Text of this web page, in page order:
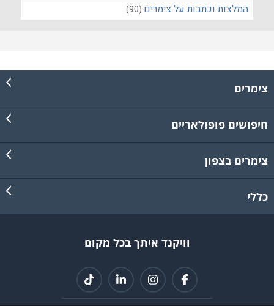
המלצות וכתבות על צימרים (90)
צימרים
חיפושים פופולאריים
צימרים בצפון
כללי
וויקנד איתך בכל מקום